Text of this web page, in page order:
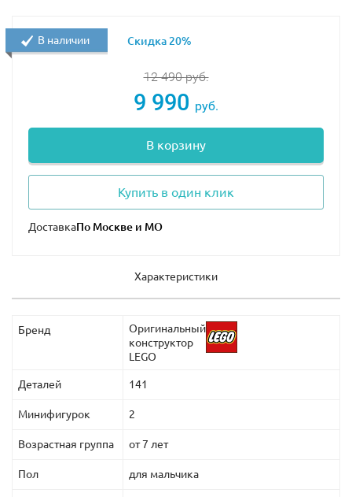
12 490руб.
9 990 руб.
В корзину
Купить в один клик
Доставка
В наличии Скидка 20%
Характеристики
Бренд
Оригинальный
конструктор
LEGO
Деталей 141
Минифигурок 2
Возрастная группа от 7 лет
Пол для мальчика